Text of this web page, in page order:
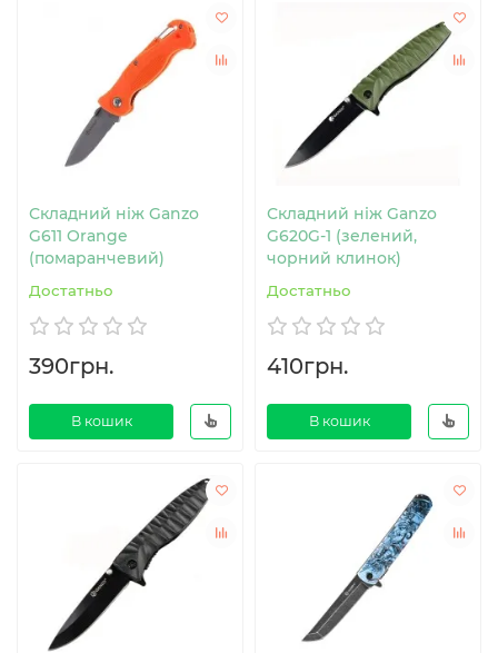
Складний ніж Ganzo
G611 Orange
(помаранчевий)
Достатньо
390грн.
В кошик
Складний ніж Ganzo
G620G-1 (зелений,
чорний клинок)
Достатньо
410грн.
В кошик